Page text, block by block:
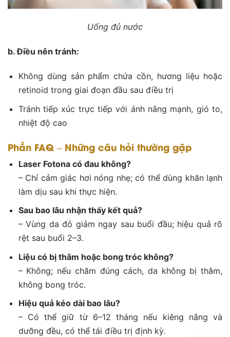
Uống đủ nước
b. Điều nên tránh:
Không dùng sản phẩm chứa cồn, hương liệu hoặc
retinoid trong giai đoạn đầu sau điều trị
Tránh tiếp xúc trực tiếp với ánh nắng mạnh, gió to,
nhiệt độ cao
Phần FAQ – Những câu hỏi thường gặp
Laser Fotona có đau không?
– Chỉ cảm giác hơi nóng nhẹ; có thể dùng khăn lạnh
làm dịu sau khi thực hiện.
Sau bao lâu nhận thấy kết quả?
– Vùng da đỏ giảm ngay sau buổi đầu; hiệu quả rõ
rệt sau buổi 2–3.
Liệu có bị thâm hoặc bong tróc không?
– Không; nếu chăm đúng cách, da không bị thâm,
không bong tróc.
Hiệu quả kéo dài bao lâu?
– Có thể giữ từ 6–12 tháng nếu kiêng nắng và
dưỡng đều, có thể tái điều trị định kỳ.